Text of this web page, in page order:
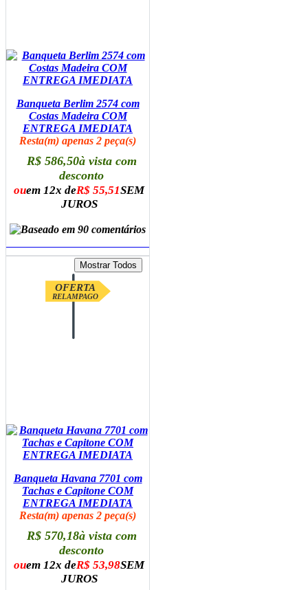
Banqueta Berlim 2574 com
Costas Madeira COM
ENTREGA IMEDIATA
Resta(m) apenas 2 peça(s)
R$ 586,50à vista com
desconto
ouem 12x deR$ 55,51SEM
JUROS
OFERTA
RELAMPAGO
Banqueta Havana 7701 com
Tachas e Capitone COM
ENTREGA IMEDIATA
Resta(m) apenas 2 peça(s)
R$ 570,18à vista com
desconto
ouem 12x deR$ 53,98SEM
JUROS